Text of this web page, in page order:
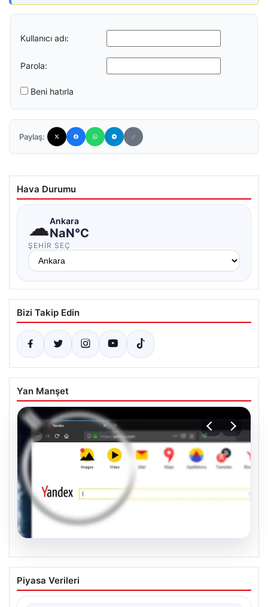
Kullanıcı adı:
Parola:
Beni hatırla
Paylaş:
Hava Durumu
☁Ankara
NaN°C
ŞEHIR SEÇ
Bizi Takip Edin
Yan Manşet
05.08.2026
Yandex Türkiye, Harita ve Navigasyon
Uygulamalarına Yapay Zeka
Piyasa Verileri